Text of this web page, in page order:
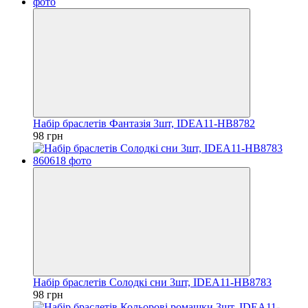
Набір браслетів Фантазія 3шт, IDEA11-HB8782
98 грн
Набір браслетів Солодкі сни 3шт, IDEA11-HB8783
98 грн